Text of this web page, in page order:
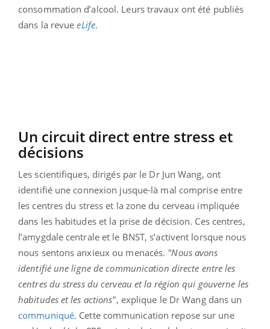
consommation d’alcool. Leurs travaux ont été publiés
dans la revueeLife.
Un circuit direct entre stress et
décisions
Les scientifiques, dirigés par le Dr Jun Wang, ont
identifié une connexion jusque-là mal comprise entre
les centres du stress et la zone du cerveau impliquée
dans les habitudes et la prise de décision. Ces centres,
l’amygdale centrale et le BNST, s’activent lorsque nous
nous sentons anxieux ou menacés. "Nous avons
identifié une ligne de communication directe entre les
centres du stress du cerveau et la région qui gouverne les
habitudes et les actions", explique le Dr Wang dans un
communiqué. Cette communication repose sur une